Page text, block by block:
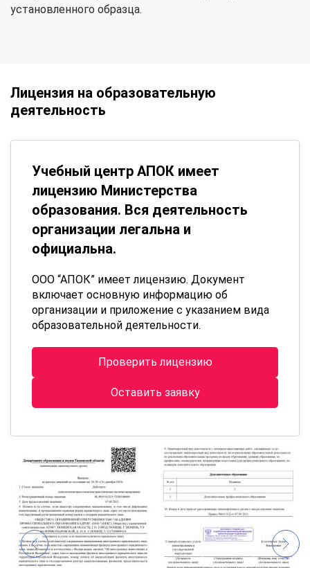
установленного образца.
Лицензия на образовательную
деятельность
Учебный центр АПОК имеет
лицензию Министерства
образования. Вся деятельность
организации легальна и
официальна.
ООО “АПОК” имеет лицензию. Документ
включает основную информацию об
организации и приложение с указанием вида
образовательной деятельности.
Проверить лицензию
Оставить заявку